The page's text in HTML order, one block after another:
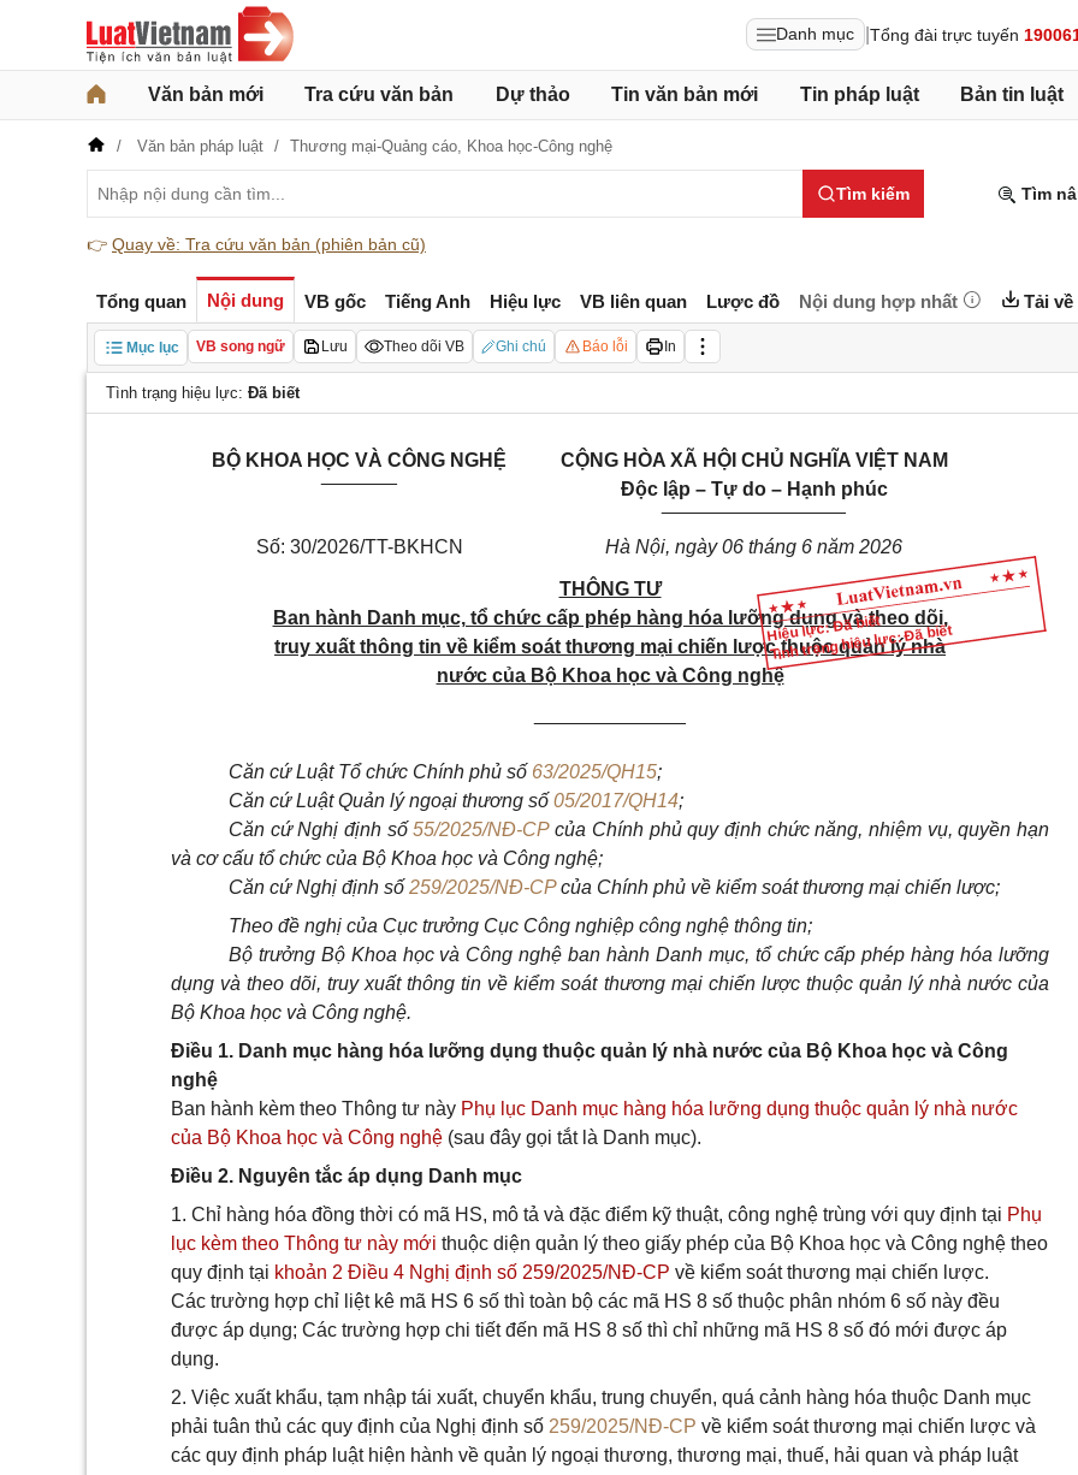
Danh mục Tổng đài trực tuyến
Văn bản mới Tra cứu văn bản Dự thảo Tin văn bản mới Tin pháp luật Bản tin luật
Văn bản pháp luật Thương mại-Quảng cáo, Khoa học-Công nghệ
Tìm kiếm Tìm
👉 Quay về: Tra cứu văn bản (phiên bản cũ)
Tổng quan Nội dung VB gốc Tiếng Anh Hiệu lực VB liên quan Lược đồ Nội dung hợp nhất Tải về
Mục lục VB song ngữ Lưu Theo dõi VB Ghi chú Báo lỗi In
Tình trạng hiệu lực: Đã biết
Hiệu lực: Đã biết
Tình trạng hiệu lực: Đã biết
BỘ KHOA HỌC VÀ CÔNG NGHỆ
_______
Số: 30/2026/TT-BKHCN
CỘNG HÒA XÃ HỘI CHỦ NGHĨA VIỆT NAM
Độc lập – Tự do – Hạnh phúc
_________________
Hà Nội, ngày 06 tháng 6 năm 2026
THÔNG TƯ
Ban hành Danh mục, tổ chức cấp phép hàng hóa lưỡng dụng và theo dõi,
truy xuất thông tin về kiểm soát thương mại chiến lược thuộc quản lý nhà
nước của Bộ Khoa học và Công nghệ
Căn cứ Luật Tổ chức Chính phủ số 63/2025/QH15;
Căn cứ Luật Quản lý ngoại thương số 05/2017/QH14;
Căn cứ Nghị định số55/2025/NĐ-CPcủa Chính phủ quy định chức năng, nhiệm vụ, quyền hạn
và cơ cấu tổ chức của Bộ Khoa học và Công nghệ;
Căn cứ Nghị định số 259/2025/NĐ-CPcủa Chính phủ về kiểm soát thương mại chiến lược;
Theo đề nghị của Cục trưởng Cục Công nghiệp công nghệ thông tin;
Bộ trưởng Bộ Khoa học và Công nghệ ban hành Danh mục, tổ chức cấp phép hàng hóa lưỡng
dụng và theo dõi, truy xuất thông tin về kiểm soát thương mại chiến lược thuộc quản lý nhà nước của
Bộ Khoa học và Công nghệ.
Điều 1. Danh mục hàng hóa lưỡng dụng thuộc quản lý nhà nước của Bộ Khoa học và Công
nghệ
Ban hành kèm theo Thông tư này Phụ lục Danh mục hàng hóa lưỡng dụng thuộc quản lý nhà nước
của Bộ Khoa học và Công nghệ (sau đây gọi tắt là Danh mục).
Điều 2. Nguyên tắc áp dụng Danh mục
1. Chỉ hàng hóa đồng thời có mã HS, mô tả và đặc điểm kỹ thuật, công nghệ trùng với quy định tại Phụ
lục kèm theo Thông tư này mới thuộc diện quản lý theo giấy phép của Bộ Khoa học và Công nghệ theo
quy định tại khoản 2 Điều 4 Nghị định số 259/2025/NĐ-CP về kiểm soát thương mại chiến lược.
Các trường hợp chỉ liệt kê mã HS 6 số thì toàn bộ các mã HS 8 số thuộc phân nhóm 6 số này đều
được áp dụng; Các trường hợp chi tiết đến mã HS 8 số thì chỉ những mã HS 8 số đó mới được áp
dụng.
2. Việc xuất khẩu, tạm nhập tái xuất, chuyển khẩu, trung chuyển, quá cảnh hàng hóa thuộc Danh mục
phải tuân thủ các quy định của Nghị định số 259/2025/NĐ-CP về kiểm soát thương mại chiến lược và
các quy định pháp luật hiện hành về quản lý ngoại thương, thương mại, thuế, hải quan và pháp luật